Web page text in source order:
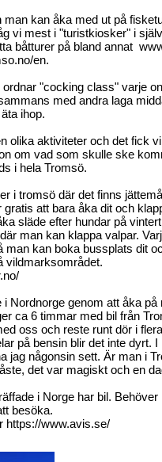
man kan åka med ut på
vi mest i "turistkiosker" i
båtturer på bland annat
en.
"cocking class" varje
med andra laga
ihop.
olika aktiviteter och det fick
om vad som skulle ske
i hela Tromsö.
i tromsö där det finns
att bara åka dit och
släde efter hundar på
man kan klappa valpar.
man kan boka bussplats dit
vildmarksområdet.
Nordnorge genom att åka på
ca 6 timmar med bil från
oss och reste runt dör i
på bensin blir det inte dyrt. I
jag någonsin sett. Är man i
det var magiskt och en
i Norge har bil.
besöka.
https://www.avis.se/